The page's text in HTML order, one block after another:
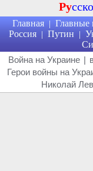
Ру
Главная | Главные
Россия | Путин |
Война на Украине |
Герои войны на
Николай